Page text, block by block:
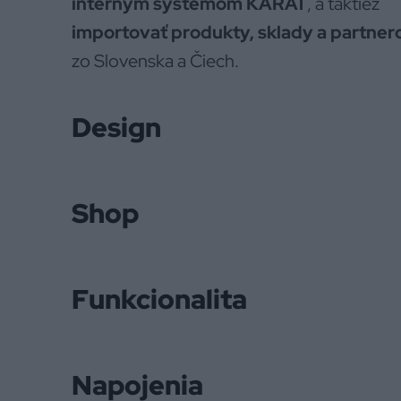
importovať produkty, sklady a
zo Slovenska a Čiech.
Design
Shop
Funkcionalita
Napojenia